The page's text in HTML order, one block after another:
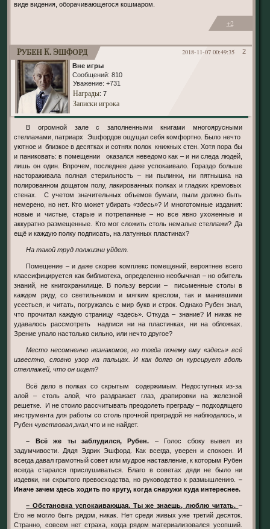
виде видения, оборачивающегося кошмаром.
+2
2
2018-11-07 00:49:35
Рубен К. Эшфорд
Вне игры
Сообщений: 810
Уважение: +731
Награды: 7
Записки игрока
В огромной зале с заполненными книгами многоярусными
стеллажами, патриарх Эшфордов ощущал себя комфортно. Было нечто
уютное и близкое в десятках и сотнях полок книжных стен. Хотя пора бы
и паниковать: в помещении оказался неведомо как – и ни следа людей,
лишь он один. Впрочем, последнее даже успокаивало. Гораздо больше
настораживала полная стерильность – ни пылинки, ни пятнышка на
полированном дощатом полу, лакированных полках и гладких кремовых
стенах. С учетом значительных объемов бумаги, пыли должно быть
немерено, но нет. Кто может убирать«здесь»? И многотомные издания:
новые и чистые, старые и потрепанные – но все явно ухоженные и
аккуратно размещенные. Кто мог сложить столь немалые стеллажи? Да
ещё и каждую полку подписать, на латунных пластинах?
На такой труд полжизни уйдет.
Помещение – и даже скорее комплекс помещений, вероятнее всего
классифицируется как библиотека, определенно необычная – но обитель
знаний, не книгохранилище. В пользу версии – письменные столы в
каждом ряду, со светильником и мягким креслом, так и манившими
усесться, и читать, погружаясь с мир букв и строк. Однако Рубен знал,
что прочитал каждую страницу «здесь». Откуда – знание? И никак не
удавалось рассмотреть надписи ни на пластинках, ни на обложках.
Зрение упало настолько сильно, или нечто другое?
Место несомненно незнакомое, но тогда почему ему «здесь» всё
известно, словно узор на пальцах. И как долго он курсирует вдоль
стеллажей, что он ищет?
Всё дело в полках со скрытым содержимым. Недоступных из-за
алой – столь алой, что раздражает глаз, драпировки на железной
решетке. И не стоило рассчитывать преодолеть преграду – подходящего
инструмента для работы со столь прочной преградой не наблюдалось, и
Рубенчувствовал ,знал ,что и не найдет.
– Всё же ты заблудился, Рубен. – Голос сбоку вывел из
задумчивости. Дядя Эдрик Эшфорд. Как всегда, уверен и спокоен. И
всегда давал грамотный совет или мудрое наставление, к которым Рубен
всегда старался прислушиваться. Благо в советах дяди не было ни
издевки, ни скрытого превосходства, но руководство к размышлению. –
Иначе зачем здесь ходить по кругу, когда снаружи куда интереснее.
– Обстановка успокаивающая. Ты же знаешь, люблю читать. –
Его не могло быть рядом, никак. Нет среди живых уже третий десяток.
Странно, совсем нет страха, когда рядом материализовался усопший.